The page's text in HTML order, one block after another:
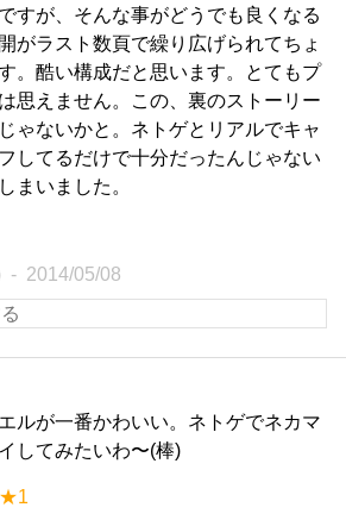
すが、そんな事がどうでも良くなる
がラスト数頁で繰り広げられてちょ
。酷い構成だと思います。とてもプ
思えません。この、裏のストーリー
ゃないかと。ネトゲとリアルでキャ
してるだけで十分だったんじゃない
まいました。
2014/05/08
ルが一番かわいい。ネトゲでネカマ
してみたいわ〜(棒)
★1